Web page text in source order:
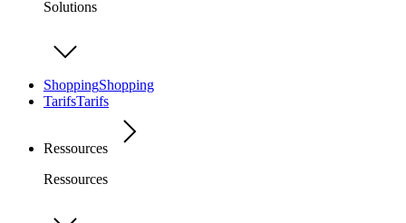
Solutions
ShoppingShopping
TarifsTarifs
Ressources
Ressources